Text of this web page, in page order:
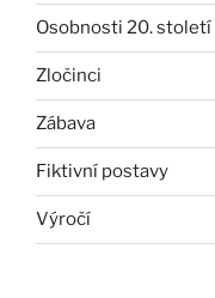
Osobnosti 20. století
Zločinci
Zábava
Fiktivní postavy
Výročí